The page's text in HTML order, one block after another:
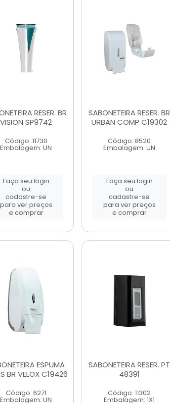
RESER. BR
VISION SP9742
Código: 11730
Embalagem: UN
Faça seu login
ou
cadastre-se
para ver preços
e comprar
SABONETEIRA RESER. BR
URBAN COMP C19302
Código: 8520
Embalagem: UN
Faça seu login
ou
cadastre-se
para ver preços
e comprar
ESPUMA
BR VELOX C19426
Código: 6271
Embalagem: UN
SABONETEIRA RESER. PT
48391
Código: 11302
Embalagem: 1X1